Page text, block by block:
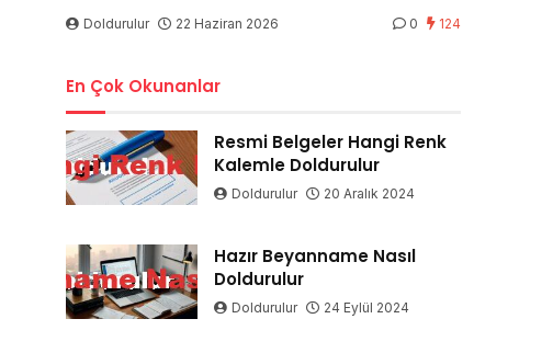
Doldurulur 22 Haziran 2026 0 124
En Çok Okunanlar
Resmi Belgeler Hangi Renk
Kalemle Doldurulur
Doldurulur 20 Aralık 2024
Hazır Beyanname Nasıl
Doldurulur
Doldurulur 24 Eylül 2024